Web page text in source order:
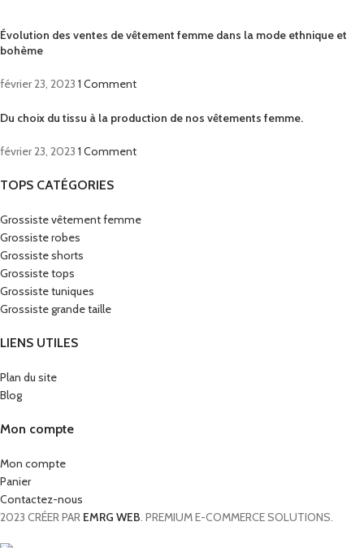
Évolution des ventes de vêtement femme dans la mode ethnique et
bohème
février 23, 2023 1 Comment
Du choix du tissu à la production de nos vêtements femme.
février 23, 2023 1 Comment
TOPS CATÉGORIES
Grossiste vêtement femme
Grossiste robes
Grossiste shorts
Grossiste tops
Grossiste tuniques
Grossiste grande taille
LIENS UTILES
Plan du site
Blog
Mon compte
Mon compte
Panier
Contactez-nous
2023 CRÉER PAR EMRG WEB . PREMIUM E-COMMERCE SOLUTIONS.